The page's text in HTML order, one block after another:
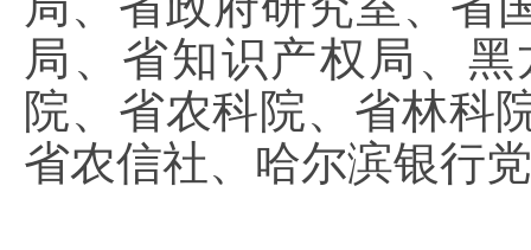
局、省知识产权局、
院、省农科院、省林科
省农信社、哈尔滨银行